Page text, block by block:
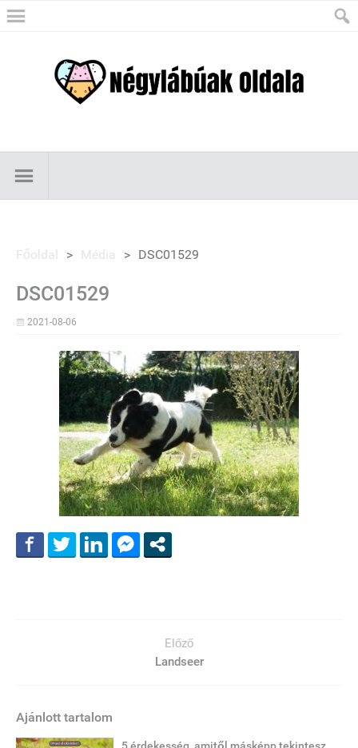
Főoldal > Média > DSC01529
DSC01529
2021-08-06
Előző
Landseer
Ajánlott tartalom